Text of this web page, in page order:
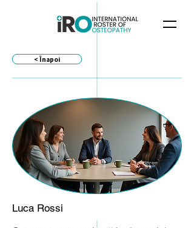
< Înapoi
Luca Rossi